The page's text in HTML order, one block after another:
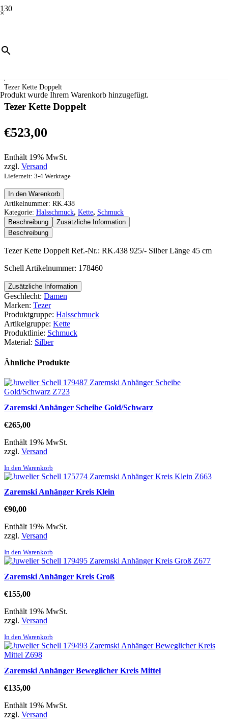
×
Produkt wurde Ihrem Warenkorb hinzugefügt.
Halsschmuck
/
Tezer Kette Doppelt
Tezer Kette Doppelt
€523,00
Enthält 19% MwSt.
zzgl. Versand
Lieferzeit: 3-4 Werktage
Tezer
Kette
Doppelt
Menge
In den Warenkorb
Artikelnummer: RK.438
Kategorie: Halsschmuck, Kette, Schmuck
Beschreibung
Zusätzliche Information
Beschreibung
Tezer Kette Doppelt Ref.-Nr.: RK.438 925/- Silber Länge 45 cm
Schell Artikelnummer: 178460
Zusätzliche Information
Geschlecht: Damen
Marken: Tezer
Produktgruppe: Halsschmuck
Artikelgruppe: Kette
Produktlinie: Schmuck
Material: Silber
Ähnliche Produkte
Zaremski Anhänger Scheibe Gold/Schwarz
€265,00
Enthält 19% MwSt.
zzgl. Versand
In den Warenkorb
Zaremski Anhänger Kreis Klein
€90,00
Enthält 19% MwSt.
zzgl. Versand
In den Warenkorb
Zaremski Anhänger Kreis Groß
€155,00
Enthält 19% MwSt.
zzgl. Versand
In den Warenkorb
Zaremski Anhänger Beweglicher Kreis Mittel
€135,00
Enthält 19% MwSt.
zzgl. Versand